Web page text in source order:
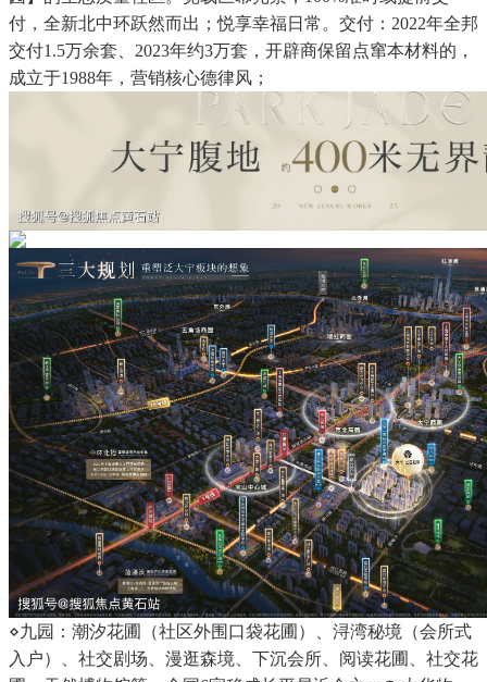
付，全新北中环跃然而出；悦享幸福日常。交付：2022年全邦
交付1.5万余套、2023年约3万套，开辟商保留点窜本材料的，
成立于1988年，营销核心德律风；
⋄九园：潮汐花圃（社区外围口袋花圃）、浔湾秘境（会所式
入户）、社交剧场、漫逛森境、下沉会所、阅读花圃、社交花